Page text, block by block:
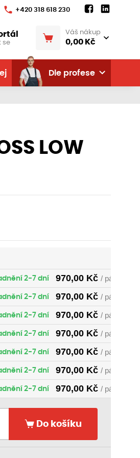
+420 318 618 230
se
Váš nákup
0,00 Kč
Dle profese
LOW
2-7 dní 970,00 Kč / pár
2-7 dní 970,00 Kč / pár
2-7 dní 970,00 Kč / pár
2-7 dní 970,00 Kč / pár
2-7 dní 970,00 Kč / pár
2-7 dní 970,00 Kč / pár
2-7 dní 970,00 Kč / pár
2-7 dní 970,00Kč
2-7 dní 970,00
970,00Kč
Do košíku